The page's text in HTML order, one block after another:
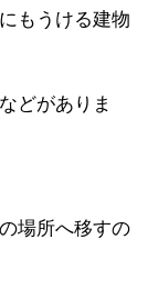
もうける建物
どがありま
場所へ移すの